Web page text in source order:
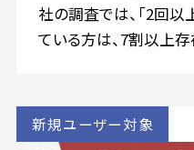
社の調査では、「2回
ている方は、7割以上
→Web広告経由でCVす
なりつつあります。 その
新規ユーザー対象